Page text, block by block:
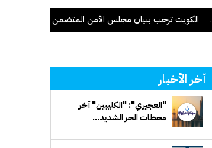
الكويت ترحب ببيان مجلس الأمن المتضمن إدانة هجمات
آخر الأخبار
"العجيري": "الكليبين" آخر
محطات الحر الشديد...